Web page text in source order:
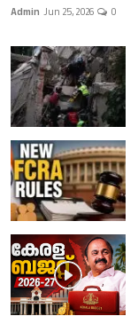
Admin Jun 25, 2026 0